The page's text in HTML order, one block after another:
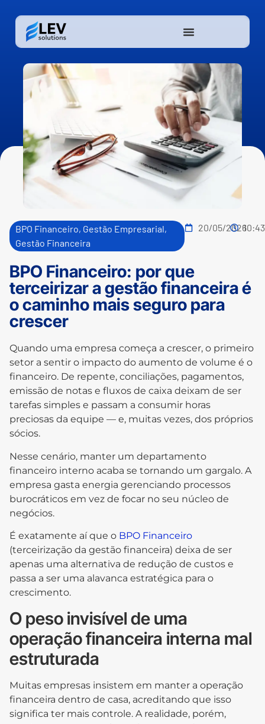
BPO Financeiro, Gestão Empresarial,
Gestão Financeira
20/05/202610:43
BPO Financeiro: por que
terceirizar a gestão financeira é
o caminho mais seguro para
crescer
Quando uma empresa começa a crescer, o primeiro
setor a sentir o impacto do aumento de volume é o
financeiro. De repente, conciliações, pagamentos,
emissão de notas e fluxos de caixa deixam de ser
tarefas simples e passam a consumir horas
preciosas da equipe — e, muitas vezes, dos próprios
sócios.
Nesse cenário, manter um departamento
financeiro interno acaba se tornando um gargalo. A
empresa gasta energia gerenciando processos
burocráticos em vez de focar no seu núcleo de
negócios.
É exatamente aí que o BPO Financeiro
(terceirização da gestão financeira) deixa de ser
apenas uma alternativa de redução de custos e
passa a ser uma alavanca estratégica para o
crescimento.
O peso invisível de uma
operação financeira interna mal
estruturada
Muitas empresas insistem em manter a operação
financeira dentro de casa, acreditando que isso
significa ter mais controle. A realidade, porém,